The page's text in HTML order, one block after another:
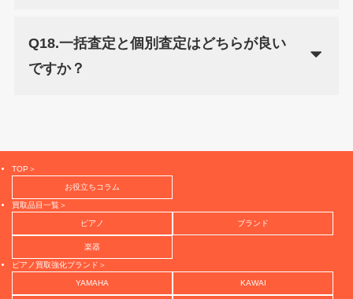
Q18.一括査定と個別査定はどちらが良い
ですか？
TOP＞
お役立ちコラム
買取品目一覧＞
ピアノ ブランド
楽器
ピアノ買取強化ブランド＞
YAMAHA KAWAI